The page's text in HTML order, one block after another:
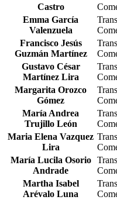
Castro
Emma García
Valenzuela
Francisco Jesús
Guzmán Martínez
Gustavo César
Martínez Lira
Margarita Orozco
Gómez
María Andrea
Trujillo León
Maria Elena Vazquez
Lira
María Lucila Osorio
Andrade
Martha Isabel
Arévalo Luna